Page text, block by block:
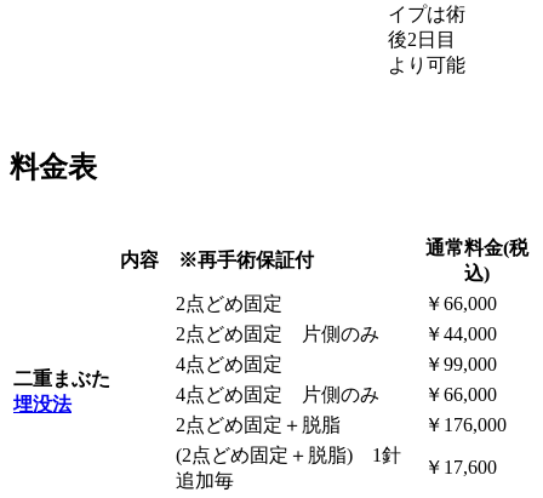
イプは術
後2日目
より可能
料金表
内容 ※再手術保証付
通常料金(税
込)
二重まぶた
埋没法
2点どめ固定
￥66,000
2点どめ固定 片側のみ
￥44,000
4点どめ固定
￥99,000
4点どめ固定 片側のみ
￥66,000
2点どめ固定＋脱脂
￥176,000
(2点どめ固定＋脱脂) 1針
追加毎
￥17,600